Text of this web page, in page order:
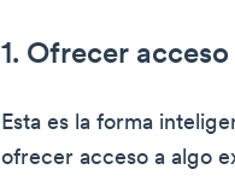
1. Ofrecer
Esta es la forma
ofrecer acceso a algo